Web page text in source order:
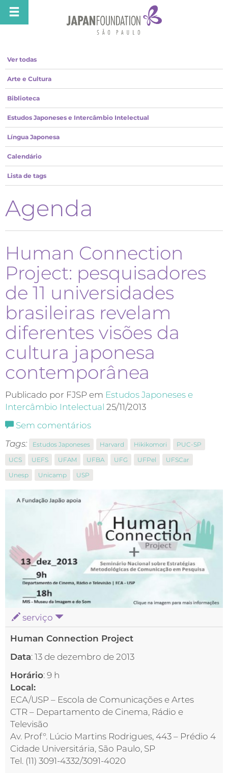
Ver todas
Arte e Cultura
Biblioteca
Estudos Japoneses e Intercâmbio Intelectual
Língua Japonesa
Calendário
Lista de tags
Agenda
Human Connection
Project: pesquisadores
de 11 universidades
brasileiras revelam
diferentes visões da
cultura japonesa
contemporânea
Publicado por FJSP em Estudos Japoneses e
Intercâmbio Intelectual 25/11/2013
Sem comentários
Tags:
Estudos Japoneses Harvard Hikikomori
PUC-SP
UCS
UEFS UFAM UFBA UFG UFPel
UFSCar
Unesp
Unicamp USP
serviço
Human Connection Project
Data: 13 de dezembro de 2013
Horário: 9 h
Local:
ECA/USP – Escola de Comunicações e Artes
CTR – Departamento de Cinema, Rádio e
Televisão
Av. Prof°. Lúcio Martins Rodrigues, 443 – Prédio 4
Cidade Universitária, São Paulo, SP
Tel. (11) 3091-4332/3091-4020